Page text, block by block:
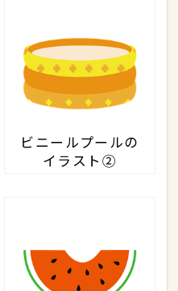
ビニールプールの
イラスト②